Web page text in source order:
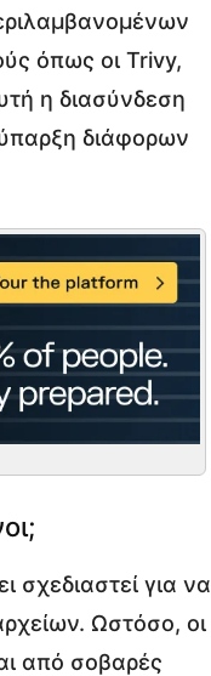
όπως οι Trivy,
η διασύνδεση
διάφορων
σχεδιαστεί για να
Ωστόσο, οι
από σοβαρές